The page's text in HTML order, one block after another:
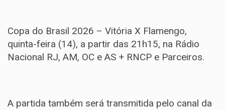
Copa do Brasil 2026 – Vitória X Flamengo,
quinta-feira (14), a partir das 21h15, na Rádio
Nacional RJ, AM, OC e AS + RNCP e Parceiros.
A partida também será transmitida pelo canal da